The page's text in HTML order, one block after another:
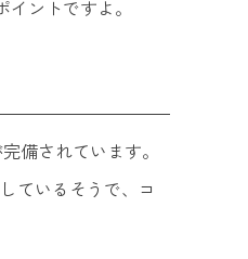
ントですよ。
備されています。
ているそうで、コ